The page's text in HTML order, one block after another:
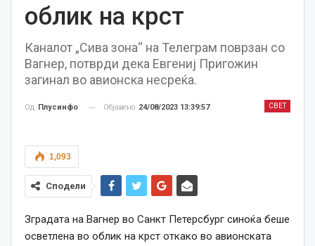
облик на крст
Каналот „Сива зона“ на Телеграм поврзан со
Вагнер, потврди дека Евгениј Пригожин
загинал во авионска несреќа.
СВЕТ
Од Плусинфо Објавено 24/08/2023 13:39:57
1,093
Сподели
Зградата на Вагнер во Санкт Петерсбург синоќа беше
осветлена во облик на крст откако во авионската